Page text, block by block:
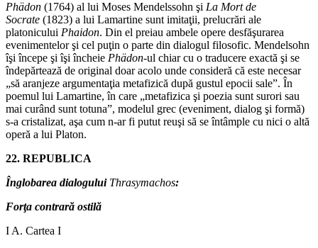
Phädon (1764) al lui Moses Mendelssohn şi La Mort de
Socrate (1823) a lui Lamartine sunt imitaţii, prelucrări ale
platonicului Phaidon. Din el preiau ambele opere desfăşurarea
evenimentelor şi cel puţin o parte din dialogul filosofic. Mendelsohn
îşi începe şi îşi încheie Phädon‑ul chiar cu o traducere exactă şi se
îndepărtează de original doar acolo unde consideră că este necesar
„să aranjeze argumentaţia metafizică după gustul epocii sale”. În
poemul lui Lamartine, în care „metafizica şi poezia sunt surori sau
mai curând sunt totuna”, modelul grec (eveniment, dialog şi formă)
s‑a cristalizat, aşa cum n‑ar fi putut reuşi să se întâmple cu nici o altă
operă a lui Platon.
22. REPUBLICA
Înglobarea dialogului Thrasymachos:
Forţa contrară ostilă
I A. Cartea I